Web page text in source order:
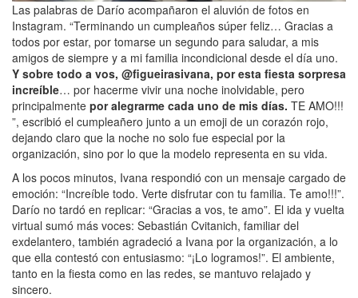
Las palabras de Darío acompañaron el aluvión de fotos en
Instagram. “Terminando un cumpleaños súper feliz… Gracias a
todos por estar, por tomarse un segundo para saludar, a mis
amigos de siempre y a mi familia incondicional desde el día uno.
Y sobre todo a vos, @figueirasivana, por esta fiesta sorpresa
increíble… por hacerme vivir una noche inolvidable, pero
principalmente por alegrarme cada uno de mis días. TE AMO!!!
”, escribió el cumpleañero junto a un emoji de un corazón rojo,
dejando claro que la noche no solo fue especial por la
organización, sino por lo que la modelo representa en su vida.
A los pocos minutos, Ivana respondió con un mensaje cargado de
emoción: “Increíble todo. Verte disfrutar con tu familia. Te amo!!!”.
Darío no tardó en replicar: “Gracias a vos, te amo”. El ida y vuelta
virtual sumó más voces: Sebastián Cvitanich, familiar del
exdelantero, también agradeció a Ivana por la organización, a lo
que ella contestó con entusiasmo: “¡Lo logramos!”. El ambiente,
tanto en la fiesta como en las redes, se mantuvo relajado y
sincero.